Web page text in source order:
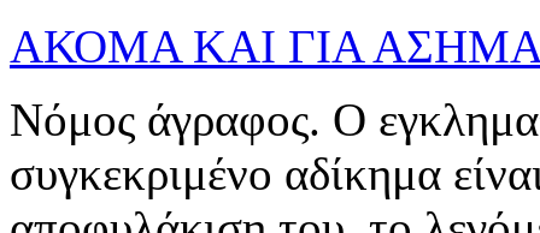
ΑΚΟΜΑ ΚΑΙ ΓΙΑ
Νόμος άγραφος. Ο
συγκεκριμένο αδίκημα